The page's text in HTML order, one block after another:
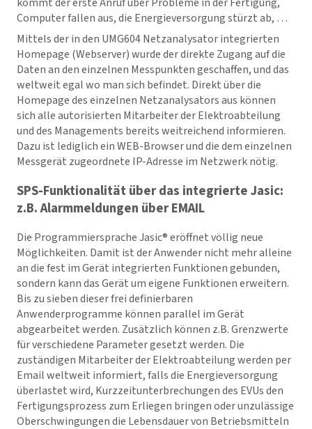
Computer fallen aus, die Energieversorgung stürzt ab, …
Mittels der in den UMG604 Netzanalysator integrierten
Homepage (Webserver) wurde der direkte Zugang auf die
Daten an den einzelnen Messpunkten geschaffen, und das
weltweit egal wo man sich befindet. Direkt über die
Homepage des einzelnen Netzanalysators aus können
sich alle autorisierten Mitarbeiter der Elektroabteilung
und des Managements bereits weitreichend informieren.
Dazu ist lediglich ein WEB-Browser und die dem einzelnen
Messgerät zugeordnete IP-Adresse im Netzwerk nötig.
SPS-Funktionalität über das integrierte Jasic:
z.B. Alarmmeldungen über EMAIL
Die Programmiersprache Jasic® eröffnet völlig neue
Möglichkeiten. Damit ist der Anwender nicht mehr alleine
an die fest im Gerät integrierten Funktionen gebunden,
sondern kann das Gerät um eigene Funktionen erweitern.
Bis zu sieben dieser frei definierbaren
Anwenderprogramme können parallel im Gerät
abgearbeitet werden. Zusätzlich können z.B. Grenzwerte
für verschiedene Parameter gesetzt werden. Die
zuständigen Mitarbeiter der Elektroabteilung werden per
Email weltweit informiert, falls die Energieversorgung
überlastet wird, Kurzzeitunterbrechungen des EVUs den
Fertigungsprozess zum Erliegen bringen oder unzulässige
Oberschwingungen die Lebensdauer von Betriebsmitteln